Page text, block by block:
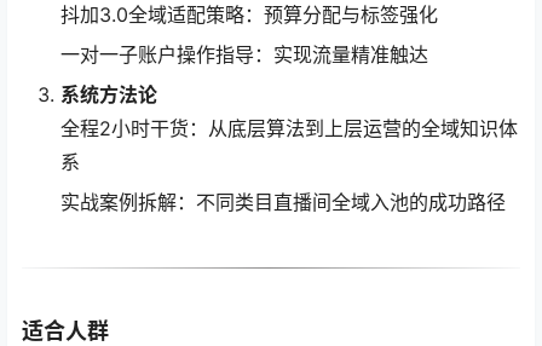
抖加3.0全域适配策略：预算分配与标签强化
一对一子账户操作指导：实现流量精准触达
系统方法论
全程2小时干货：从底层算法到上层运营的全域知识体
系
实战案例拆解：不同类目直播间全域入池的成功路径
适合人群